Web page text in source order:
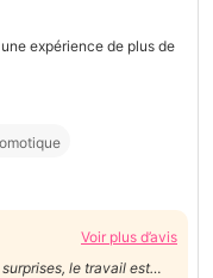
expérience de plus de
Voir plus d’avis
le travail est